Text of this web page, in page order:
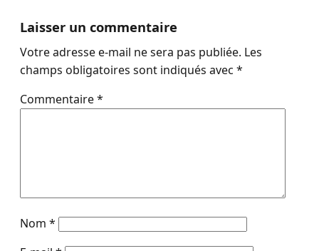
Laisser un commentaire
Votre adresse e-mail ne sera pas publiée. Les
champs obligatoires sont indiqués avec *
Commentaire*
Nom *